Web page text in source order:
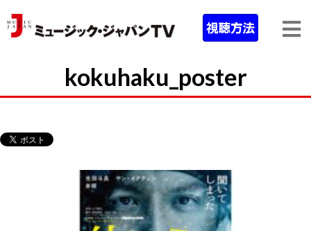
kokuhaku_poster